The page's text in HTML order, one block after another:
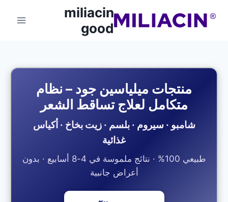
miliacin
good
منتجات ميلياسين جود – نظام
متكامل لعلاج تساقط الشعر
شامبو · سيروم · بلسم · زيت بخاخ · أكياس
غذائية
طبيعي 100% · نتائج ملموسة في 4-8 أسابيع · بدون
أعراض جانبية